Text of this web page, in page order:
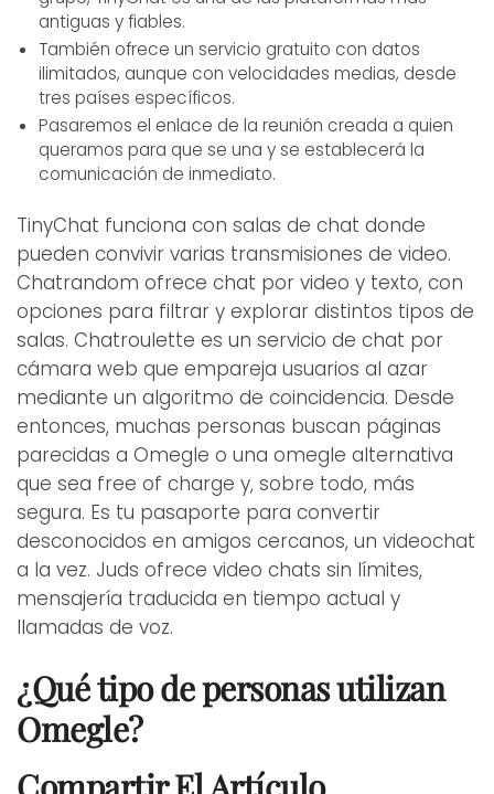
antiguas y fiables.
También ofrece un servicio gratuito con datos
ilimitados, aunque con velocidades medias, desde
tres países específicos.
Pasaremos el enlace de la reunión creada a quien
queramos para que se una y se establecerá la
comunicación de inmediato.
TinyChat funciona con salas de chat donde
pueden convivir varias transmisiones de video.
Chatrandom ofrece chat por video y texto, con
opciones para filtrar y explorar distintos tipos de
salas. Chatroulette es un servicio de chat por
cámara web que empareja usuarios al azar
mediante un algoritmo de coincidencia. Desde
entonces, muchas personas buscan páginas
parecidas a Omegle o una omegle alternativa
que sea free of charge y, sobre todo, más
segura. Es tu pasaporte para convertir
desconocidos en amigos cercanos, un videochat
a la vez. Juds ofrece video chats sin límites,
mensajería traducida en tiempo actual y
llamadas de voz.
¿Qué tipo de personas utilizan
Omegle?